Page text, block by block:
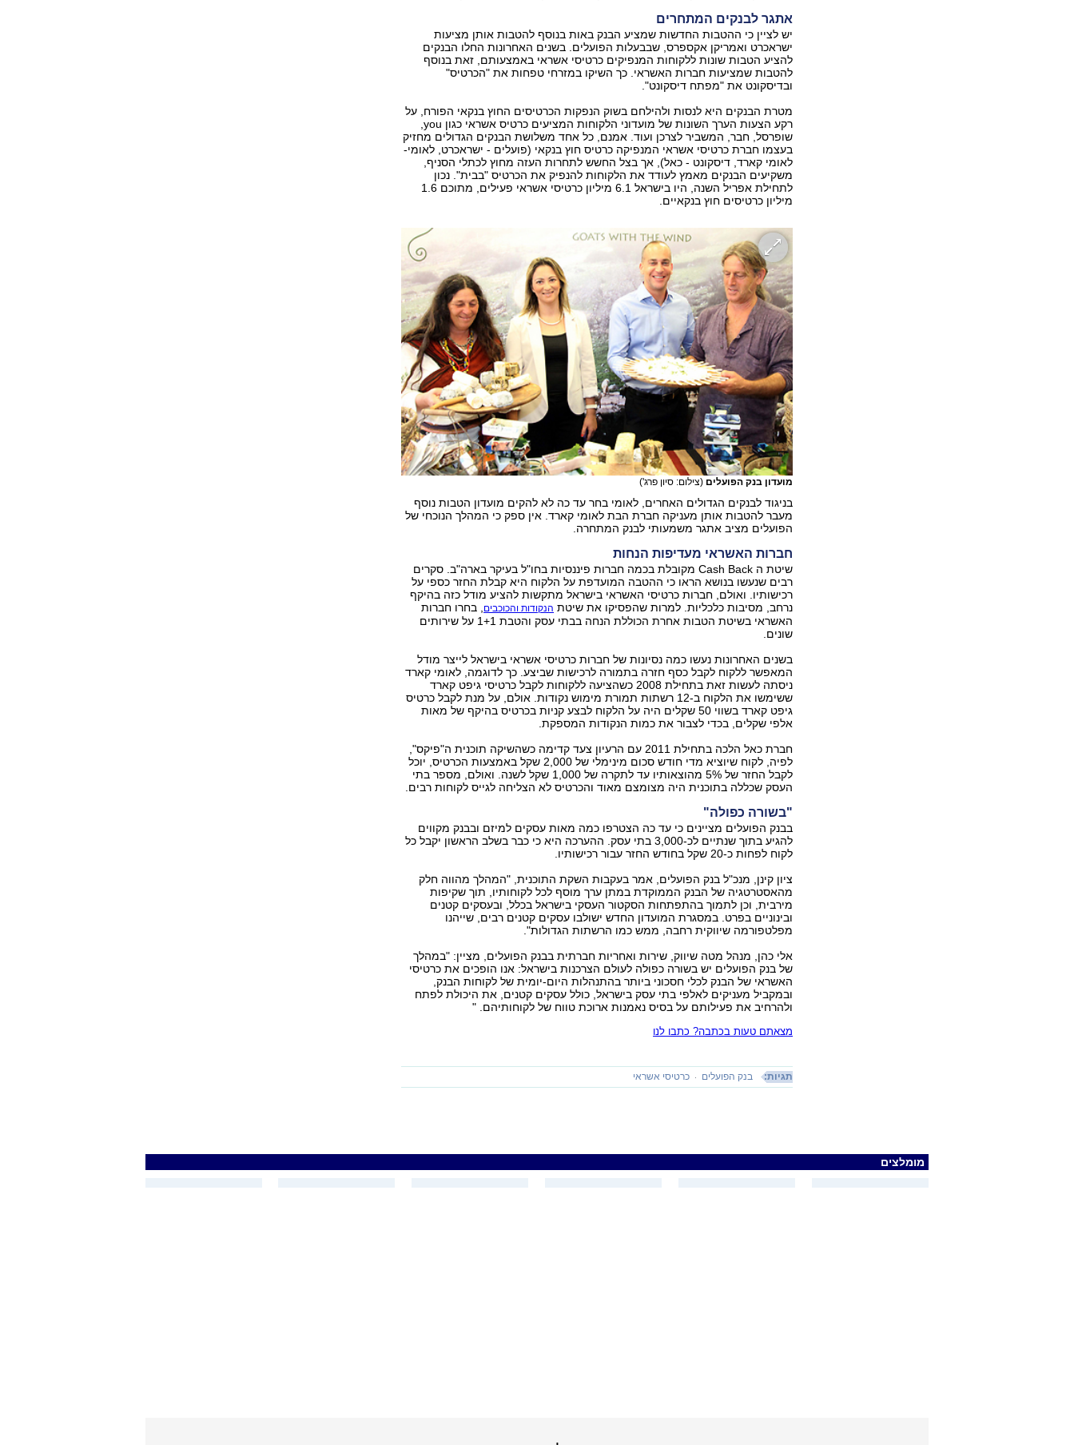
אתגר לבנקים המתחרים
יש לציין כי ההטבות החדשות שמציע הבנק באות בנוסף להטבות אותן מציעות
ישראכרט ואמריקן אקספרס, שבבעלות הפועלים. בשנים האחרונות החלו הבנקים
להציע הטבות שונות ללקוחות המנפיקים כרטיסי אשראי באמצעותם, זאת בנוסף
להטבות שמציעות חברות האשראי. כך השיקו במזרחי טפחות את "הכרטיס"
ובדיסקונט את "מפתח דיסקונט".
מטרת הבנקים היא לנסות ולהילחם בשוק הנפקות הכרטיסים החוץ בנקאי הפורח, על
רקע הצעות הערך השונות של מועדוני הלקוחות המציעים כרטיס אשראי כגון you,
שופרסל, חבר, המשביר לצרכן ועוד. אמנם, כל אחד משלושת הבנקים הגדולים מחזיק
בעצמו חברת כרטיסי אשראי המנפיקה כרטיס חוץ בנקאי (פועלים - ישראכרט, לאומי-
לאומי קארד, דיסקונט - כאל), אך בצל החשש לתחרות העזה מחוץ לכתלי הסניף,
משקיעים הבנקים מאמץ לעודד את הלקוחות להנפיק את הכרטיס "בבית". נכון
לתחילת אפריל השנה, היו בישראל 6.1 מיליון כרטיסי אשראי פעילים, מתוכם 1.6
מיליון כרטיסים חוץ בנקאיים.
מועדון בנק הפועלים (צילום: סיון פרג')
בניגוד לבנקים הגדולים האחרים, לאומי בחר עד כה לא להקים מועדון הטבות נוסף
מעבר להטבות אותן מעניקה חברת הבת לאומי קארד. אין ספק כי המהלך הנוכחי של
הפועלים מציב אתגר משמעותי לבנק המתחרה.
חברות האשראי מעדיפות הנחות
שיטת ה Cash Back מקובלת בכמה חברות פיננסיות בחו"ל בעיקר בארה"ב. סקרים
רבים שנעשו בנושא הראו כי ההטבה המועדפת על הלקוח היא קבלת החזר כספי על
רכישותיו. ואולם, חברות כרטיסי האשראי בישראל מתקשות להציע מודל כזה בהיקף
נרחב, מסיבות כלכליות. למרות שהפסיקו את שיטת הנקודות והכוכבים
, בחרו חברות
האשראי בשיטת הטבות אחרת הכוללת הנחה בבתי עסק והטבת 1+1 על שירותים
שונים.
בשנים האחרונות נעשו כמה נסיונות של חברות כרטיסי אשראי בישראל לייצר מודל
המאפשר ללקוח לקבל כסף חזרה בתמורה לרכישות שביצע. כך לדוגמה, לאומי קארד
ניסתה לעשות זאת בתחילת 2008 כשהציעה ללקוחות לקבל כרטיסי גיפט קארד
ששימשו את הלקוח ב-12 רשתות תמורת מימוש נקודות. אולם, על מנת לקבל כרטיס
גיפט קארד בשווי 50 שקלים היה על הלקוח לבצע קניות בכרטיס בהיקף של מאות
אלפי שקלים, בכדי לצבור את כמות הנקודות המספקת.
חברת כאל הלכה בתחילת 2011 עם הרעיון צעד קדימה כשהשיקה תוכנית ה"פיקס",
לפיה, לקוח שיוציא מדי חודש סכום מינימלי של 2,000 שקל באמצעות הכרטיס, יוכל
לקבל החזר של 5% מהוצאותיו עד לתקרה של 1,000 שקל לשנה. ואולם, מספר בתי
העסק שכללה בתוכנית היה מצומצם מאוד והכרטיס לא הצליחה לגייס לקוחות רבים.
"בשורה כפולה"
בבנק הפועלים מציינים כי עד כה הצטרפו כמה מאות עסקים למיזם ובבנק מקווים
להגיע בתוך שנתיים לכ-3,000 בתי עסק. ההערכה היא כי כבר בשלב הראשון יקבל כל
לקוח לפחות כ-20 שקל בחודש החזר עבור רכישותיו.
ציון קינן, מנכ"ל בנק הפועלים, אמר בעקבות השקת התוכנית, "המהלך מהווה חלק
מהאסטרטגיה של הבנק הממוקדת במתן ערך מוסף לכל לקוחותיו, תוך שקיפות
מירבית, וכן לתמוך בהתפתחות הסקטור העסקי בישראל בכלל, ובעסקים קטנים
ובינוניים בפרט. במסגרת המועדון החדש ישולבו עסקים קטנים רבים, שייהנו
מפלטפורמה שיווקית רחבה, ממש כמו הרשתות הגדולות".
אלי כהן, מנהל מטה שיווק, שירות ואחריות חברתית בבנק הפועלים, מציין: "במהלך
של בנק הפועלים יש בשורה כפולה לעולם הצרכנות בישראל: אנו הופכים את כרטיסי
האשראי של הבנק לכלי חסכוני ביותר בהתנהלות היום-יומית של לקוחות הבנק,
ובמקביל מעניקים לאלפי בתי עסק בישראל, כולל עסקים קטנים, את היכולת לפתח
ולהרחיב את פעילותם על בסיס נאמנות ארוכת טווח של לקוחותיהם. "
מצאתם טעות בכתבה? כתבו לנו
תגיות: בנק הפועלים כרטיסי אשראי
מומלצים